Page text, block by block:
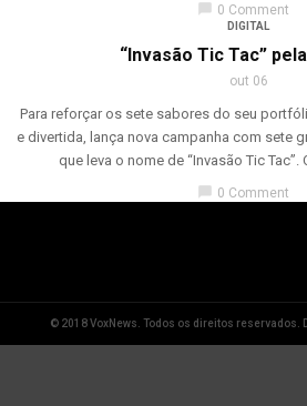
chat_bubble 0 Comment
DIGITAL
“Invasão Tic Tac”
out 06
Para reforçar os sete sabores do seu
e divertida, lança nova campanha com sete
que leva o nome de “Invasão Tic
chat_bubble 0 Comment
© 2018 VoxNews. Todos os direitos reservados.